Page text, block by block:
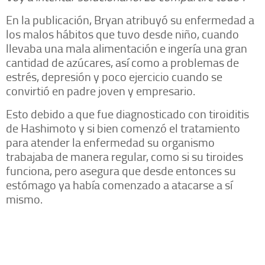
En la publicación, Bryan atribuyó su enfermedad a
los malos hábitos que tuvo desde niño, cuando
llevaba una mala alimentación e ingería una gran
cantidad de azúcares, así como a problemas de
estrés, depresión y poco ejercicio cuando se
convirtió en padre joven y empresario.
Esto debido a que fue diagnosticado con tiroiditis
de Hashimoto y si bien comenzó el tratamiento
para atender la enfermedad su organismo
trabajaba de manera regular, como si su tiroides
funciona, pero asegura que desde entonces su
estómago ya había comenzado a atacarse a sí
mismo.